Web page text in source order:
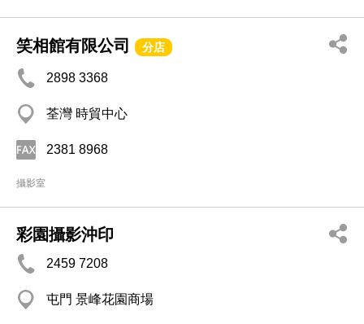
笑相館有限公司 分店
2898 3368
荃灣 時貿中心
2381 8968
攝影室
彩園攝影沖印
2459 7208
屯門 景峰花園商場